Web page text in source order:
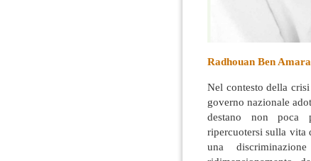
Radhouan Ben Amara
Nel contesto della
governo nazionale
destano non poca
ripercuotersi sulla vita
una